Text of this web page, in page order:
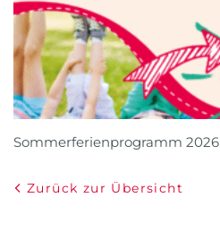
Sommerferienprogramm 2026
Zurück zur Übersicht